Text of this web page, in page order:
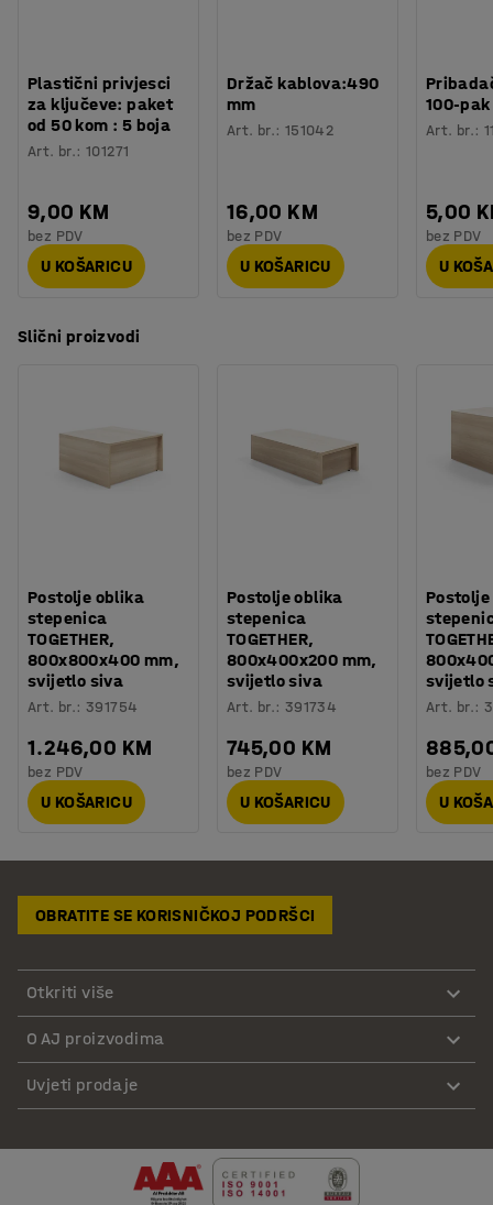
Plastični privjesci
za ključeve: paket
od 50 kom : 5 boja
Art. br.:101271
9,00 KM
bez PDV
U KOŠARICU
Držač kablova:490
mm
Art. br.: 151042
16,00 KM
bez PDV
U KOŠARICU
100-pak
Art. br.:
5,00
bez PDV
U
Slični proizvodi
Postolje oblika
stepenica
TOGETHER,
800x800x400 mm,
svijetlo siva
Art. br.:391754
1.246,00 KM
bez PDV
U KOŠARICU
Postolje oblika
stepenica
TOGETHER,
800x400x200 mm,
svijetlo siva
Art. br.: 391734
745,00 KM
bez PDV
U KOŠARICU
svijetlo
Art. br.:
bez PDV
U
OBRATITE SE KORISNIČKOJ PODRŠCI
Otkriti više
O AJ proizvodima
Uvjeti prodaje